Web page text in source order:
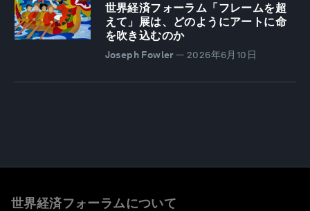
世界経済フォーラム「フレームを超
えて」展は、どのようにアートに命
を吹き込むのか
Joseph Fowler — 2026年6月10日
世界経済フォーラムについて